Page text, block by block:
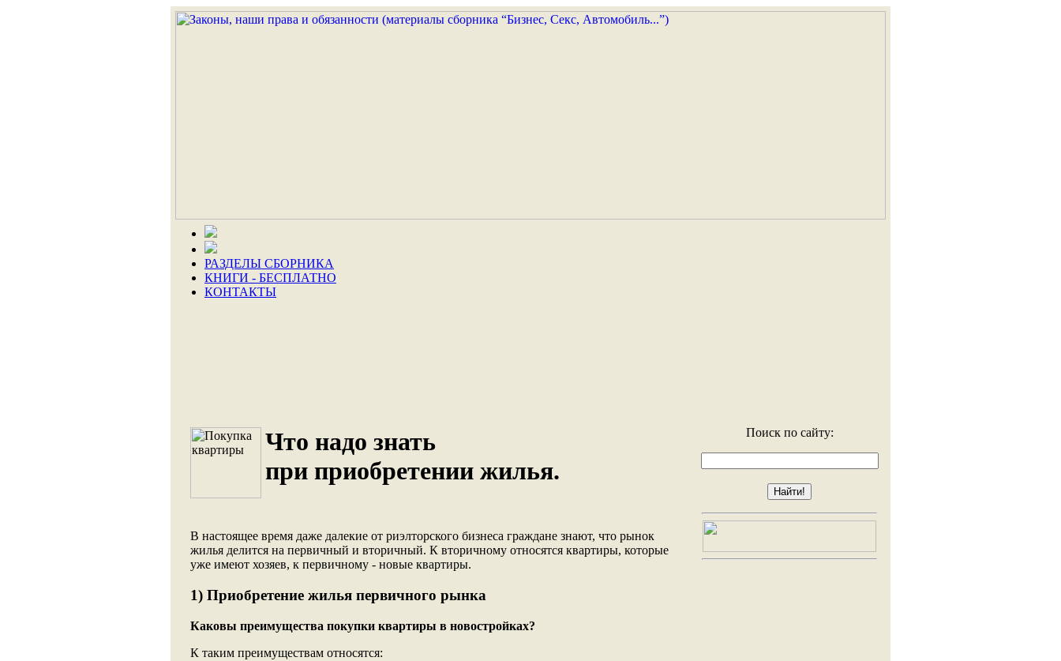
РАЗДЕЛЫ СБОРНИКА
КНИГИ - БЕСПЛАТНО
КОНТАКТЫ
Что надо знать
при приобретении жилья.
В настоящее время даже далекие от риэлторского бизнеса граждане знают, что рынок
жилья делится на первичный и вторичный. К вторичному относятся квартиры, которые
уже имеют хозяев, к первичному - новые квартиры.
1) Приобретение жилья первичного рынка
Каковы преимущества покупки квартиры в новостройках?
К таким преимуществам относятся:
Поиск по сайту: